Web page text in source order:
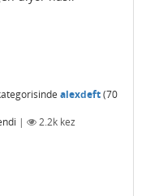
alexdeft(70
| 2.2k kez